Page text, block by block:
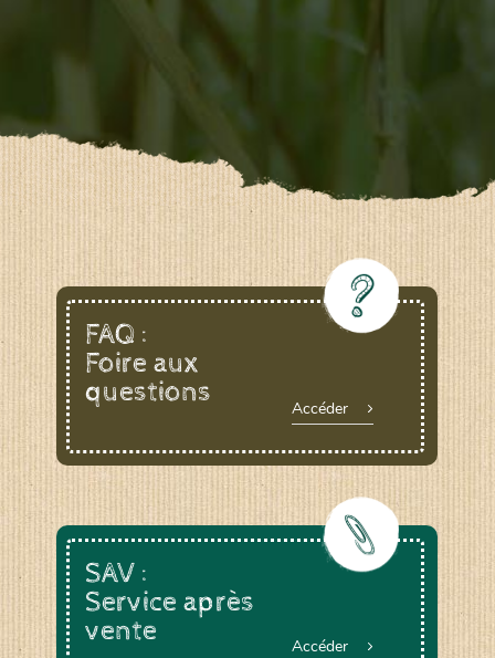
FAQ :
Foire aux
questions
Accéder
SAV :
Service après
vente
Accéder